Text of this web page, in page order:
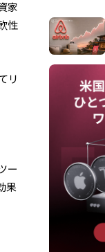
家
性
リ
ー
果